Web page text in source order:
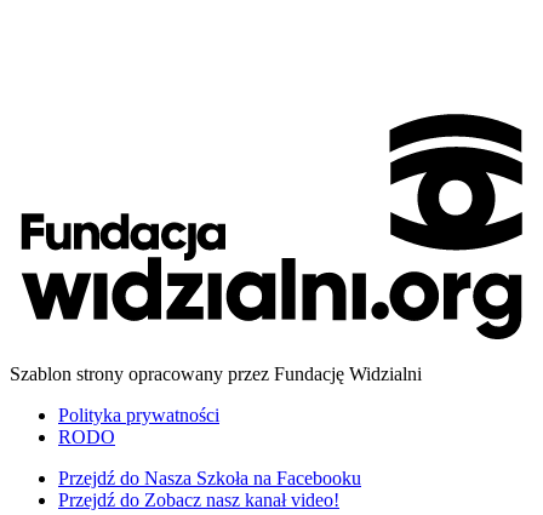
Szablon strony opracowany przez Fundację Widzialni
Polityka prywatności
RODO
Przejdź do Nasza Szkoła na Facebooku
Przejdź do Zobacz nasz kanał video!